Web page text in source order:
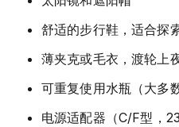
舒适的步行鞋，适合探
薄夹克或毛衣，渡轮上
可重复使用水瓶（大多
电源适配器（C/F型，